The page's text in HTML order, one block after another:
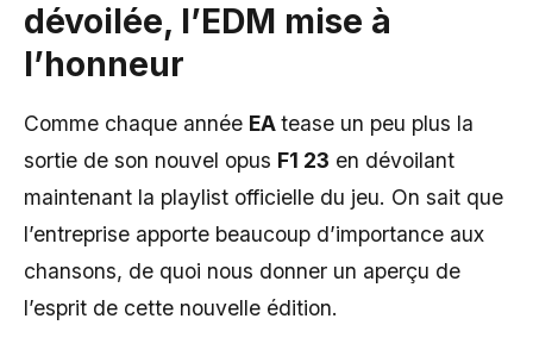
dévoilée, l’EDM mise à
l’honneur
Comme chaque année EAtease un peu plus la
sortie de son nouvel opus F1 23 en dévoilant
maintenant la playlist officielle du jeu. On sait que
l’entreprise apporte beaucoup d’importance aux
chansons, de quoi nous donner un aperçu de
l’esprit de cette nouvelle édition.